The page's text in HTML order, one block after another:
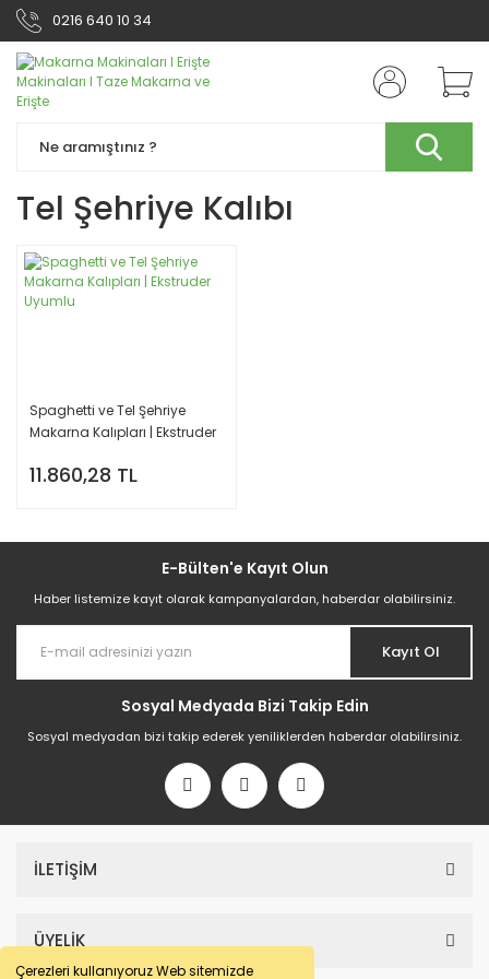
Çerezleri kullanıyoruz Web sitemizde
0216 640 10 34
Tel Şehriye Kalıbı
Spaghetti ve Tel Şehriye
Makarna Kalıpları | Ekstruder
11.860,28 TL
E-Bülten'e Kayıt Olun
Haber listemize kayıt olarak kampanyalardan, haberdar olabilirsiniz.
Kayıt Ol
Sosyal Medyada Bizi Takip Edin
Sosyal medyadan bizi takip ederek yeniliklerden haberdar olabilirsiniz.
İLETİŞİM
ÜYELİK